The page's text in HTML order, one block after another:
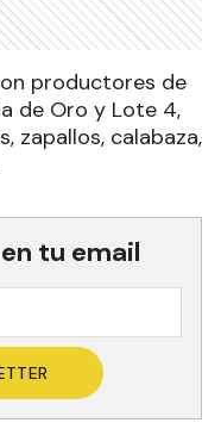
productores de
de Oro y Lote 4,
zapallos, calabaza,
tu email